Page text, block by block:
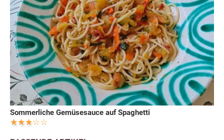
Sommerliche Gemüsesauce auf Spaghetti